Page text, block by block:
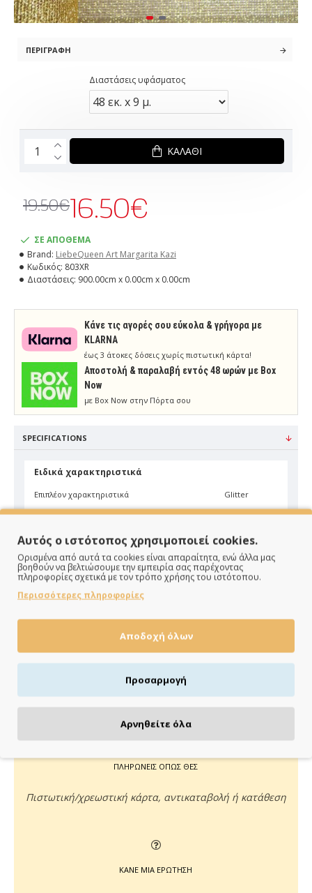
ΠΕΡΙΓΡΑΦΉ
ΣΕ ΑΠΟΘΕΜΑ
Brand: LiebeQueen Art Margarita Kazi
Κωδικός: 803XR
Διαστάσεις: 900.00cm x 0.00cm x 0.00cm
16.50€
19.50€
Διαστάσεις υφάσματος
ΚΑΛΆΘΙ
Κάνε τις αγορές σου εύκολα & γρήγορα με
KLARNA
έως 3 άτοκες δόσεις χωρίς πιστωτική κάρτα!
Aποστολή & παραλαβή εντός 48 ωρών με Box
Now
με Box Now στην Πόρτα σου
SPECIFICATIONS
Ειδικά χαρακτηριστικά
Επιπλέον χαρακτηριστικά Glitter
Υλικό Δίχτυ
Χρώμα Χρυσό
Άμεση αποστολή της παραγγελίας σου σε 1 - 2 εργάσιμες
ημέρες
ΠΛΗΡΩΝΕΙΣ ΟΠΩΣ ΘΕΣ
Πιστωτική/χρεωστική κάρτα, αντικαταβολή ή κατάθεση
ΚΑΝΕ ΜΙΑ ΕΡΩΤΗΣΗ
Αυτός ο ιστότοπος χρησιμοποιεί cookies.
Ορισμένα από αυτά τα cookies είναι απαραίτητα, ενώ άλλα μας
βοηθούν να βελτιώσουμε την εμπειρία σας παρέχοντας
πληροφορίες σχετικά με τον τρόπο χρήσης του ιστότοπου.
Περισσότερες πληροφορίες
Αποδοχή όλων
Προσαρμογή
Αρνηθείτε όλα